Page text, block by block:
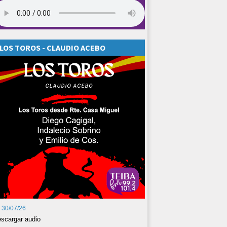
LOS TOROS - CLAUDIO ACEBO
30/07/26
audio